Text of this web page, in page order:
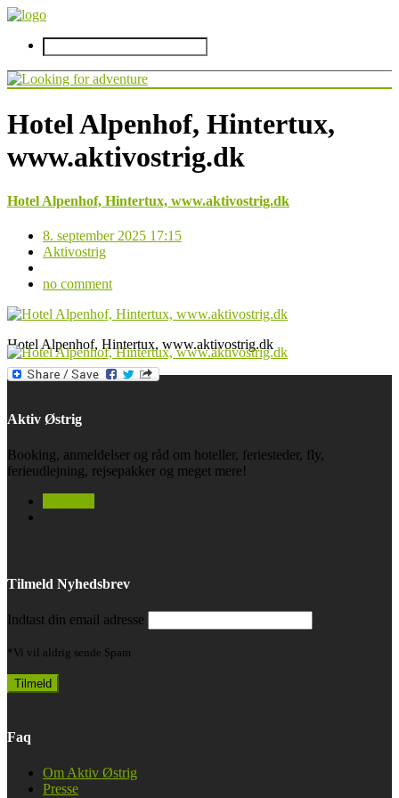
Hotel Alpenhof, Hintertux,
www.aktivostrig.dk
Hotel Alpenhof, Hintertux, www.aktivostrig.dk
8. september 2025 17:15
Aktivostrig
no comment
Hotel Alpenhof, Hintertux, www.aktivostrig.dk
Aktiv Østrig
Booking, anmeldelser og råd om hoteller, feriesteder, fly,
ferieudlejning, rejsepakker og meget mere!
Tilmeld Nyhedsbrev
Indtast din email adresse
*Vi vil aldrig sende Spam
Faq
Om Aktiv Østrig
Presse